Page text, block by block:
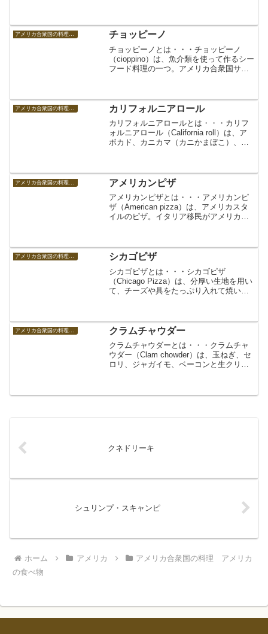
の。サンドイ...
アメリカ合衆国の料理 アメリカの食べ物 チョッピーノ
チョッピーノとは・・・チョッピーノ
（cioppino）は、魚介類を使って作るシー
フード料理の一つ。アメリカ合衆国サン
たといわれる...
カリフォルニアロール
カリフォルニアロールとは・・・カリフ
ォルニアロール（California roll）は、ア
ボカド、カニカマ（カニかまぼこ）、レ
た巻寿司の一種。カリフォルニア巻き、
加州巻...
アメリカンピザ
アメリカンピザとは・・・アメリカンピ
ザ（American pizza）は、アメリカスタ
イルのピザ。イタリア移民がアメリカに
に、大きく...
アメリカ合衆国の料理 アメリカの食べ物 シカゴピザ
シカゴピザとは・・・シカゴピザ
（Chicago Pizza）は、分厚い生地を用い
て、チーズや具をたっぷり入れて焼いた
クラムチャウダー
クラムチャウダーとは・・・クラムチャ
ウダー（Clam chowder）は、玉ねぎ、セ
ロリ、ジャガイモ、ベーコンと生クリー
（ホンビノスガイなどの二枚貝）を用い
クネドリーキ
シュリンプ・スキャンピ
ホーム アメリカ
アメリカ合衆国の料理 アメリカ
の食べ物